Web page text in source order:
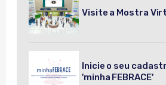
Visite a Mostra
Inicie o seu
'minha FEBRACE'